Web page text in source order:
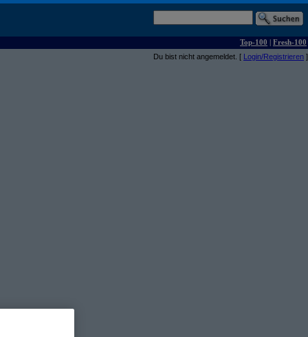
Top-100 | Fresh-100
Du bist nicht angemeldet. [ Login/Registrieren ]